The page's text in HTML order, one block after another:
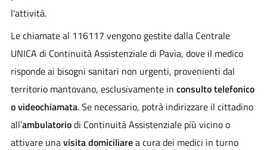
l'attività.
Le chiamate al 116117 vengono gestite dalla Centrale
UNICA di Continuità Assistenziale di Pavia, dove il medico
risponde ai bisogni sanitari non urgenti, provenienti dal
territorio mantovano, esclusivamente in consulto telefonico
o videochiamata. Se necessario, potrà indirizzare il cittadino
all’ambulatoriodi Continuità Assistenziale più vicino o
attivare unavisita domiciliarea cura dei medici in turno